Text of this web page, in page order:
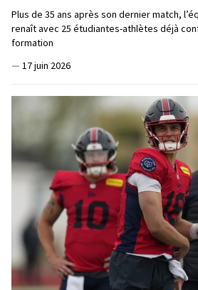
Plus de 35 ans après son dernier match,
renaît avec 25 étudiantes-athlètes déjà
formation
— 17 juin 2026